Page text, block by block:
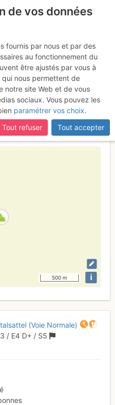
le
l'arête SE
Mercredi 29 mars
Alpes Bernoises
500 m i
(Voie Normale)
/ E4 D+ / S5
de vos données
fournis par nous et par des
au fonctionnement du
être ajustés par vous à
nous permettent de
notre site Web et de vous
sociaux. Vous pouvez les
paramétrer vos choix.
Tout refuser
Tout accepter